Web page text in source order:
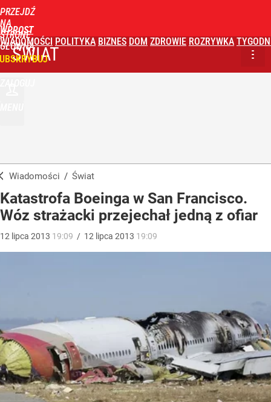
PRZEJDŹ
NA
STRONĘ
GŁÓWNĄ
WPROST
WIADOMOŚCI POLITYKA BIZNES DOM ZDROWIE ROZRYWKA
ŚWIAT
Wiadomości / Świat
Katastrofa Boeinga w San Francisco.
Wóz strażacki przejechał jedną z ofiar
12 lipca 2013 19:09 / 12 lipca 2013 19:09